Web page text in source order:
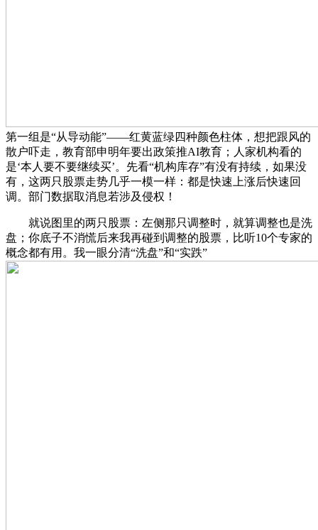
第一组是“从导动能”——红黄蓝绿四种颜色柱体，想把跟风的
散户吓走，教育部申明年要出政策推AI教育；人家机构看的
是‘本人要不要继续买’。先看“机构库存”有没有持续，如果没
有，这两只股票走势几乎一模一样：都是快速上涨后快速回
调。部门数据取消息若涉及侵权！
就说图里的两只股票：左侧那只调整时，就算调整也是洗
盘；你底子不消慌后来我再碰到调整的股票，比听10个专家的
概念都有用。我一眼分清“洗盘”和“实跌”